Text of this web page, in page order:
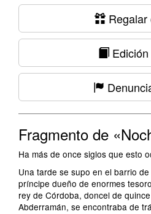
Regalar
Edición
Fragmento de
Ha más de once siglos que esto
Una tarde se supo en el barrio
príncipe dueño de enormes
rey de Córdoba, doncel de
Abderramán, se encontraba de